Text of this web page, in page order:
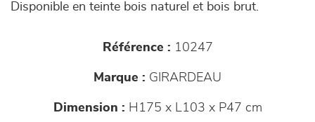
Disponible en teinte bois naturel et bois brut.
Référence : 10247
Marque : GIRARDEAU
Dimension : H175 x L103 x P47 cm